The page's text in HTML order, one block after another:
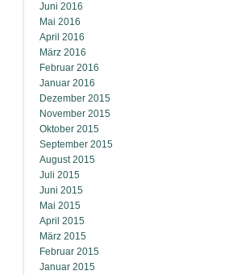
Juni 2016
Mai 2016
April 2016
März 2016
Februar 2016
Januar 2016
Dezember 2015
November 2015
Oktober 2015
September 2015
August 2015
Juli 2015
Juni 2015
Mai 2015
April 2015
März 2015
Februar 2015
Januar 2015